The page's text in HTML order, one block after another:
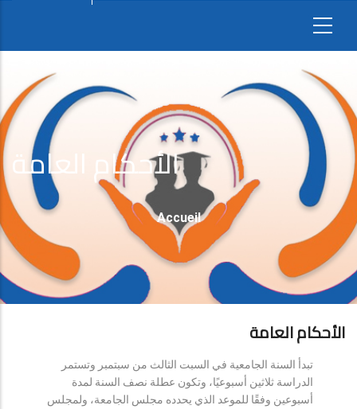
الأحكام العامة
Fil
D'Ariane
Accueil
الأحكام العامة
تبدأ السنة الجامعية في السبت الثالث من سبتمبر وتستمر
الدراسة ثلاثين أسبوعيًا، وتكون عطلة نصف السنة لمدة
أسبوعين وفقًا للموعد الذي يحدده مجلس الجامعة، ولمجلس